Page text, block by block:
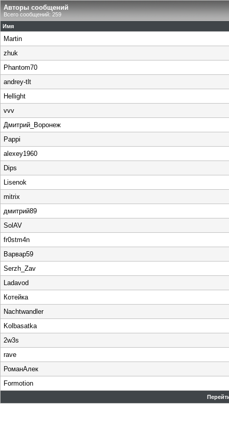
Авторы сообщений
Всего сообщений: 259
Имя
Martin
zhuk
Phantom70
andrey-tlt
Hellight
vvv
Дмитрий_Воронеж
Pappi
alexey1960
Dips
Lisenok
mitrix
дмитрий89
SolAV
fr0stm4n
Варвар59
Serzh_Zav
Ladavod
Котейка
Nachtwandler
Kolbasatka
2w3s
rave
РоманАлек
Formotion